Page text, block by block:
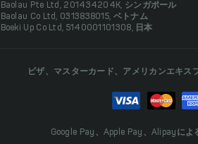
Baolau Pte Ltd, 201434204K, シンガポール
Baolau Co Ltd, 0313838015, ベトナム
Boeki Up Co Ltd, 5140001101308, 日本
ビザ、マスターカード、アメリカンエキス
Google Pay、Apple Pay、Alipayによ